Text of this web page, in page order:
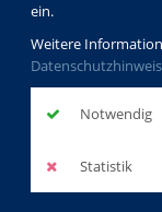
ein.
Weitere
Notwendig
Statistik